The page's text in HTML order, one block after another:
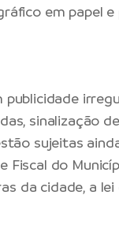
em papel e
sinalização
sujeitas
do
da cidade, a